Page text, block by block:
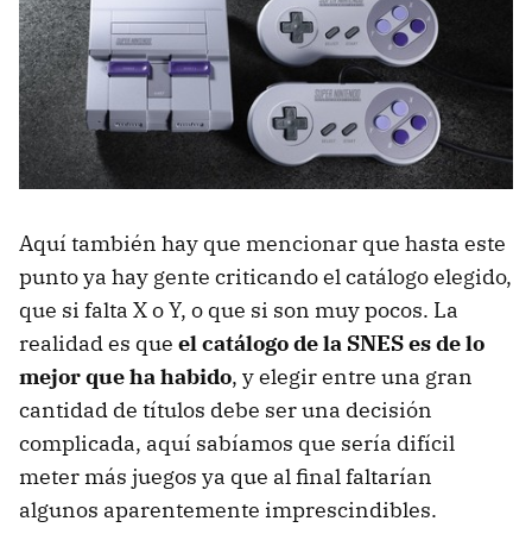
Aquí también hay que mencionar que hasta este
punto ya hay gente criticando el catálogo elegido,
que si falta X o Y, o que si son muy pocos. La
realidad es que el catálogo de la SNES es de lo
mejor que ha habido, y elegir entre una gran
cantidad de títulos debe ser una decisión
complicada, aquí sabíamos que sería difícil
meter más juegos ya que al final faltarían
algunos aparentemente imprescindibles.